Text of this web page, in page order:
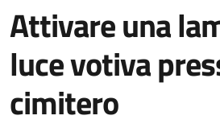
Attivare una
luce votiva
cimitero